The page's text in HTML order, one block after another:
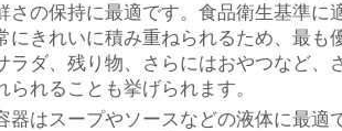
の保持に最適です。食品衛生基準に
きれいに積み重ねられるため、最も
ダ、残り物、さらにはおやつなど、
れることも挙げられます。
はスープやソースなどの液体に最適